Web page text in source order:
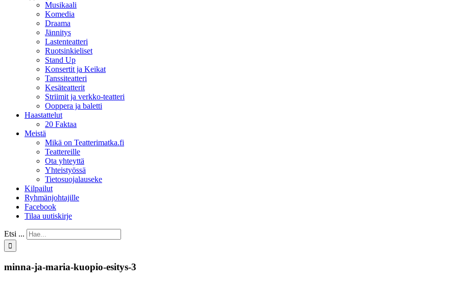
Musikaali
Komedia
Draama
Jännitys
Lastenteatteri
Ruotsinkieliset
Stand Up
Konsertit ja Keikat
Tanssiteatteri
Kesäteatterit
Striimit ja verkko-teatteri
Ooppera ja baletti
Haastattelut
20 Faktaa
Meistä
Mikä on Teatterimatka.fi
Teattereille
Ota yhteyttä
Yhteistyössä
Tietosuojalauseke
Kilpailut
Ryhmänjohtajille
Facebook
Tilaa uutiskirje
Etsi ...
minna-ja-maria-kuopio-esitys-3